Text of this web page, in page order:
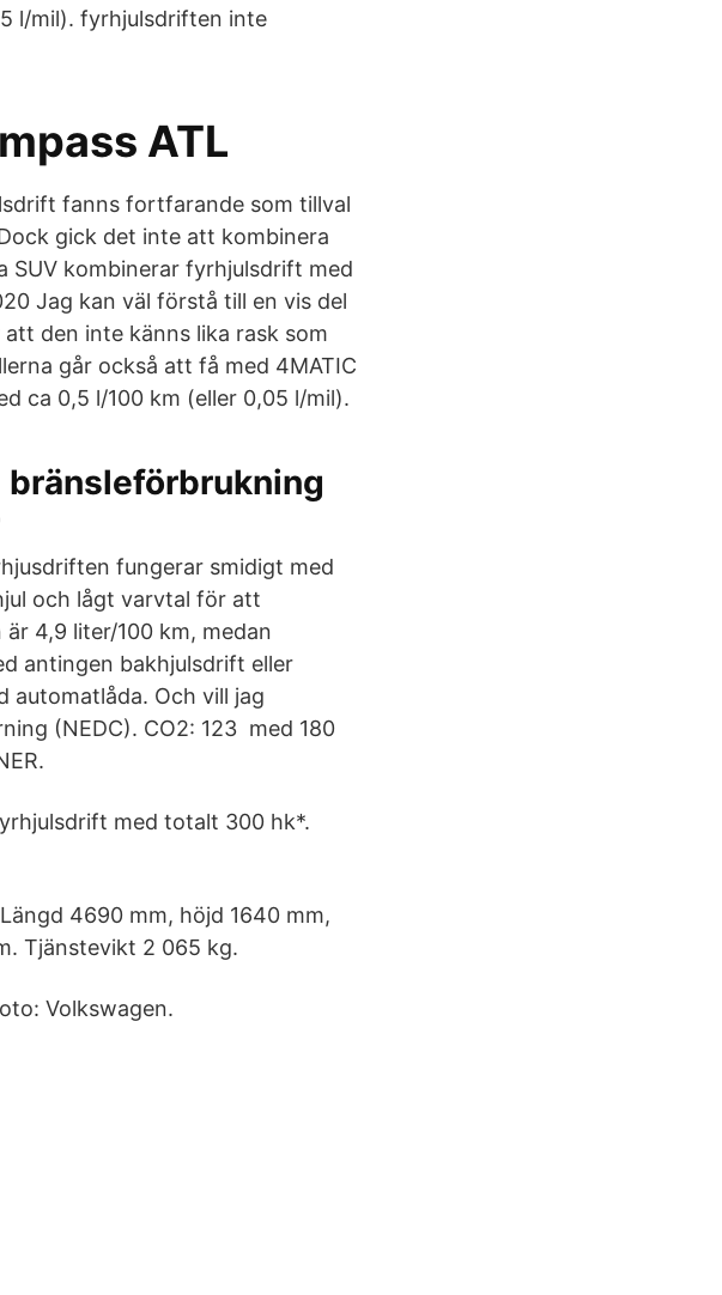
l/mil). fyrhjulsdriften inte
ATL
fanns fortfarande som tillval
gick det inte att kombinera
kombinerar fyrhjulsdrift med
Jag kan väl förstå till en vis del
den inte känns lika rask som
går också att få med 4MATIC
ca 0,5 l/100 km (eller 0,05 l/mil).
bränsleförbrukning
fungerar smidigt med
och lågt varvtal för att
4,9 liter/100 km, medan
antingen bakhjulsdrift eller
Och vill jag
(NEDC). CO2: 123 med 180
med totalt 300 hk*.
4690 mm, höjd 1640 mm,
Tjänstevikt 2 065 kg.
Volkswagen.